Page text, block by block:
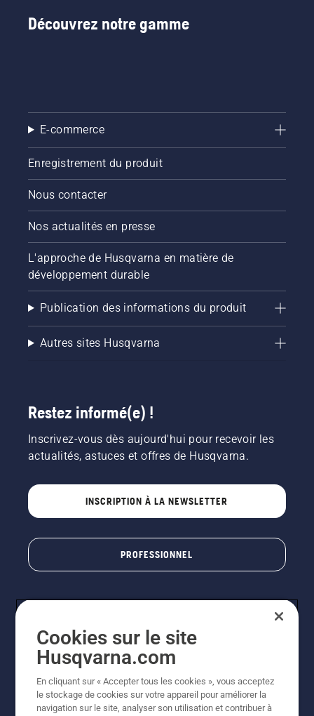
Découvrez notre gamme
E-commerce
Enregistrement du produit
Nous contacter
Nos actualités en presse
L'approche de Husqvarna en matière de
développement durable
Publication des informations du produit
Autres sites Husqvarna
Restez informé(e) !
Inscrivez-vous dès aujourd'hui pour recevoir les
actualités, astuces et offres de Husqvarna.
INSCRIPTION À LA NEWSLETTER
PROFESSIONNEL
© Husqvarna AB (publ). Tous droits réservés. Les prix
Cookies sur le site
Husqvarna.com
En cliquant sur « Accepter tous les cookies », vous acceptez
le stockage de cookies sur votre appareil pour améliorer la
navigation sur le site, analyser son utilisation et contribuer à